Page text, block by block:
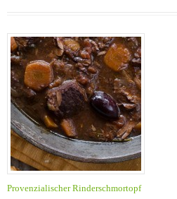
Provenzialischer Rinderschmortopf